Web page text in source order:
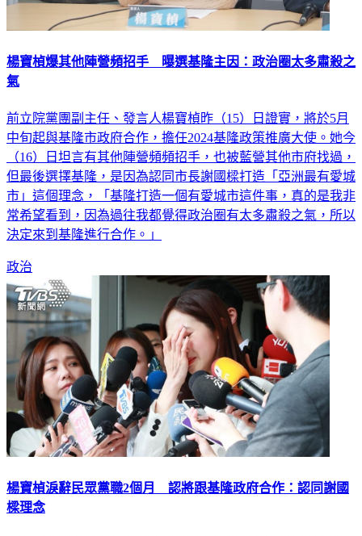
楊寶楨爆其他陣營頻招手 曝選基隆主因：政治圈太多肅殺之
氣
前立院黨團副主任、發言人楊寶楨昨（15）日證實，將於5月
中旬起與基隆市政府合作，擔任2024基隆政策推廣大使。她今
（16）日坦言有其他陣營頻頻招手，也被藍營其他市府找過，
但最後選擇基隆，是因為認同市長謝國樑打造「亞洲最有愛城
市」這個理念，「基隆打造一個有愛城市這件事，真的是我非
常希望看到，因為過往我都覺得政治圈有太多肅殺之氣，所以
決定來到基隆進行合作。」
政治
楊寶楨淚辭民眾黨職2個月 認將跟基隆政府合作：認同謝國
樑理念